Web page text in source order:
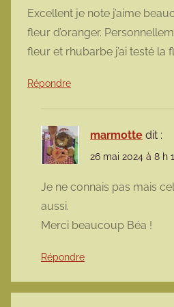
Excellent je note j’aime
fleur d’oranger.
fleur et rhubarbe j’ai testé la
Répondre
marmotte dit :
26 mai 2024 à 8 h
Je ne connais pas mais
aussi.
Merci beaucoup Béa !
Répondre